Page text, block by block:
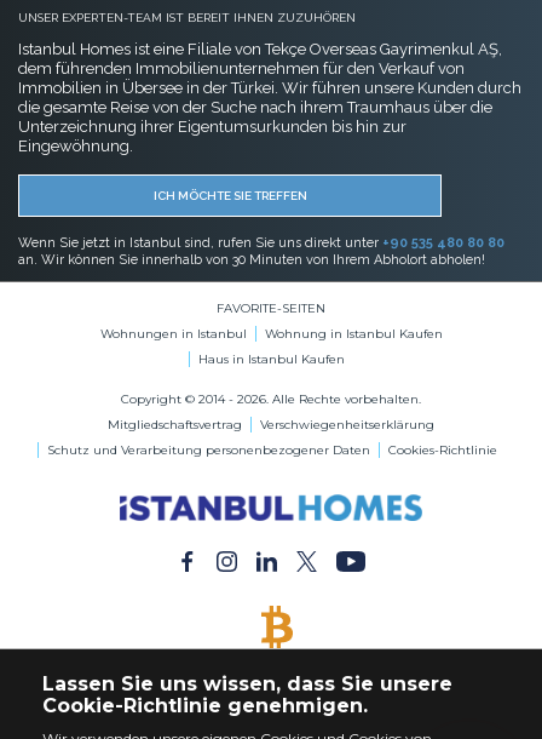
UNSER EXPERTEN-TEAM IST BEREIT IHNEN ZUZUHÖREN
Istanbul Homes ist eine Filiale von Tekçe Overseas Gayrimenkul AŞ,
dem führenden Immobilienunternehmen für den Verkauf von
Immobilien in Übersee in der Türkei. Wir führen unsere Kunden durch
die gesamte Reise von der Suche nach ihrem Traumhaus über die
Unterzeichnung ihrer Eigentumsurkunden bis hin zur
Eingewöhnung.
ICH MÖCHTE SIE TREFFEN
Wenn Sie jetzt in Istanbul sind, rufen Sie uns direkt unter +90 535 480 80 80
an. Wir können Sie innerhalb von 30 Minuten von Ihrem Abholort abholen!
FAVORITE-SEITEN
Wohnungen in Istanbul
Wohnung in Istanbul Kaufen
Haus in Istanbul Kaufen
Copyright © 2014 - 2026. Alle Rechte vorbehalten.
Mitgliedschaftsvertrag
Verschwiegenheitserklärung
Schutz und Verarbeitung personenbezogener Daten
Cookies-Richtlinie
Kaufen Sie jede Immobilie mit Bitcoin-Zahlung
Lassen Sie uns wissen, dass Sie unsere
Cookie-Richtlinie genehmigen.